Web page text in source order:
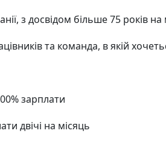
з досвідом більше 75 років
та команда, в якій
зарплати
двічі на місяць